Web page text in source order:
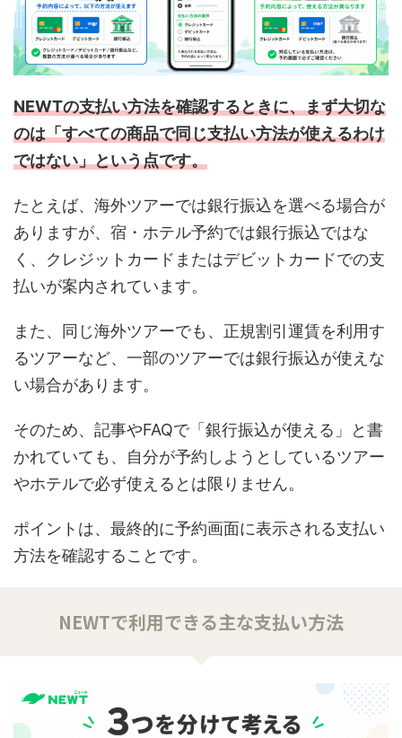
NEWTの支払い方法を確認するときに、まず大切な
のは「すべての商品で同じ支払い方法が使えるわけ
ではない」という点です。
たとえば、海外ツアーでは銀行振込を選べる場合が
ありますが、宿・ホテル予約では銀行振込ではな
く、クレジットカードまたはデビットカードでの支
払いが案内されています。
また、同じ海外ツアーでも、正規割引運賃を利用す
るツアーなど、一部のツアーでは銀行振込が使えな
い場合があります。
そのため、記事やFAQで「銀行振込が使える」と書
かれていても、自分が予約しようとしているツアー
やホテルで必ず使えるとは限りません。
ポイントは、最終的に予約画面に表示される支払い
方法を確認することです。
NEWTで利用できる主な支払い方法